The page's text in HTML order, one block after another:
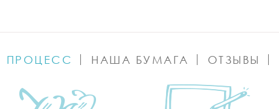
ПРОЦЕСС НАША БУМАГА ОТЗЫВЫ